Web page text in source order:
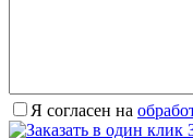
Я согласен на